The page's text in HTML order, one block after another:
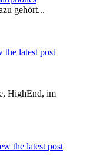
gehört...
the latest post
HighEnd, im
the latest post